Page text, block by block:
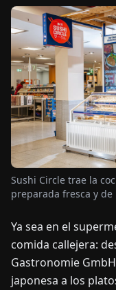
ENDEFRESITNLPL
Sushi Circle trae la
preparada fresca y
Ya sea en el
comida callejera:
Gastronomie
japonesa a los